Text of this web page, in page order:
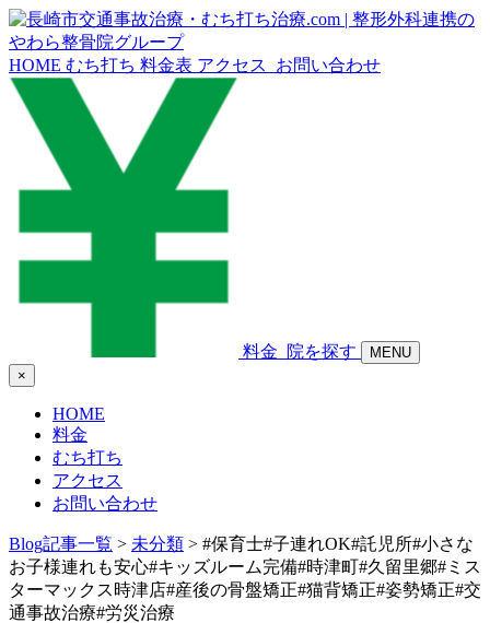
HOME むち打ち 料金表 アクセス お問い合わせ
料金 院を探す
MENU
×
HOME
料金
むち打ち
アクセス
お問い合わせ
Blog記事一覧 > 未分類 > #保育士#子連れOK#託児所#小さな
お子様連れも安心#キッズルーム完備#時津町#久留里郷#ミス
ターマックス時津店#産後の骨盤矯正#猫背矯正#姿勢矯正#交
通事故治療#労災治療